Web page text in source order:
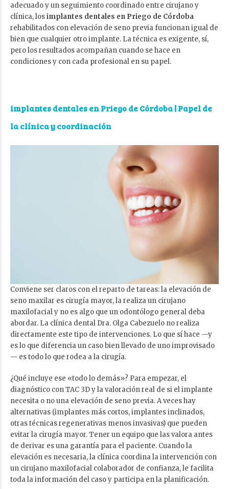
adecuado y un seguimiento coordinado entre cirujano y
clínica, losimplantes dentales en Priego de Córdoba
rehabilitados con elevación de seno previa funcionan igual de
bien que cualquier otro implante. La técnica es exigente, sí,
pero los resultados acompañan cuando se hace en
condiciones y con cada profesional en su papel.
implantes dentales en Priego de Córdoba| Papel de
la clínica y coordinación
Conviene ser claros con el reparto de tareas: la elevación de
seno maxilar es cirugía mayor, la realiza un cirujano
maxilofacial y no es algo que un odontólogo general deba
abordar. La clínica dental Dra. Olga Cabezuelo no realiza
directamente este tipo de intervenciones. Lo que sí hace —y
es lo que diferencia un caso bien llevado de uno improvisado
— es todo lo que rodea a la cirugía.
¿Qué incluye ese «todo lo demás»? Para empezar, el
diagnóstico con TAC 3D y la valoración real de si el implante
necesita o no una elevación de seno previa. A veces hay
alternativas (implantes más cortos, implantes inclinados,
otras técnicas regenerativas menos invasivas) que pueden
evitar la cirugía mayor. Tener un equipo que las valora antes
de derivar es una garantía para el paciente. Cuando la
elevación es necesaria, la clínica coordina la intervención con
un cirujano maxilofacial colaborador de confianza, le facilita
toda la información del caso y participa en la planificación.